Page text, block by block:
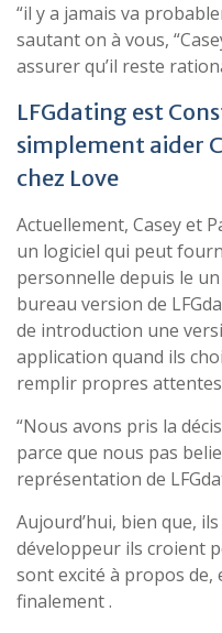
“il y a jamais va
sautant on à vous,
assurer qu’il reste
LFGdating est
simplement aider
chez Love
Actuellement, Casey et
un logiciel qui peut
personnelle depuis le
bureau version de
de introduction une
application quand ils
remplir propres
“Nous avons pris la
parce que nous pas
représentation de
Aujourd’hui, bien que,
développeur ils croient
sont excité à propos de,
finalement .